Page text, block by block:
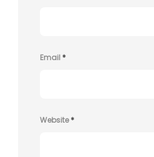
Email*
Website*